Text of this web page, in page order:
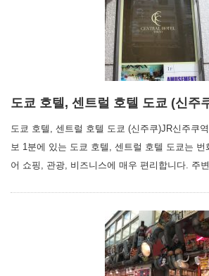
도쿄 호텔, 센트럴 호텔 도쿄 (신주
도쿄 호텔, 센트럴 호텔 도쿄 (신주쿠)JR신주쿠
보 1분에 있는 도쿄 호텔, 센트럴 호텔 도쿄는 번
어 쇼핑, 관광, 비즈니스에 매우 편리합니다. 주